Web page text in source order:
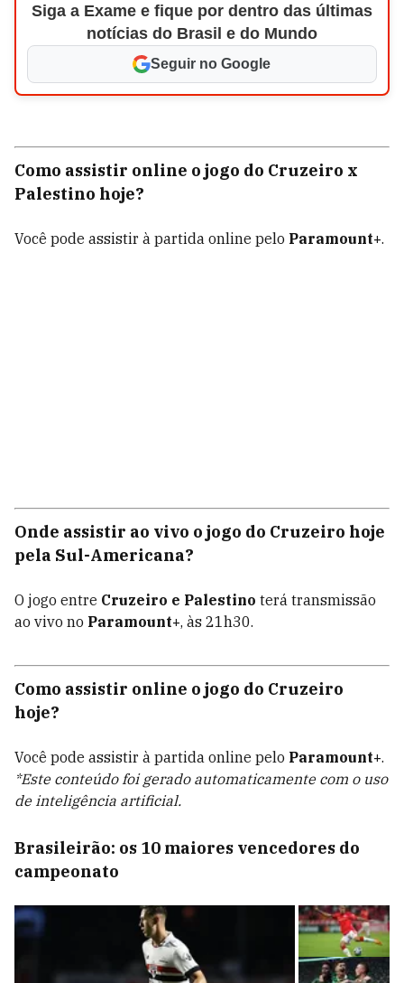
Siga a Exame e fique por dentro das últimas
notícias do Brasil e do Mundo
Seguir no Google
Como assistir online o jogo do Cruzeiro x
Palestino hoje?
Você pode assistir à partida online pelo Paramount+.
Onde assistir ao vivo o jogo do Cruzeiro hoje
pela Sul-Americana?
O jogo entre Cruzeiro e Palestino terá transmissão
ao vivo no Paramount+, às 21h30.
Como assistir online o jogo do Cruzeiro
hoje?
Você pode assistir à partida online pelo Paramount+.
*Este conteúdo foi gerado automaticamente com o uso
de inteligência artificial.
Brasileirão: os 10 maiores vencedores do
campeonato